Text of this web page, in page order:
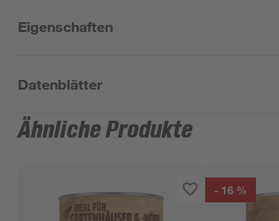
Eigenschaften
Datenblätter
Ähnliche Produkte
- 16 %